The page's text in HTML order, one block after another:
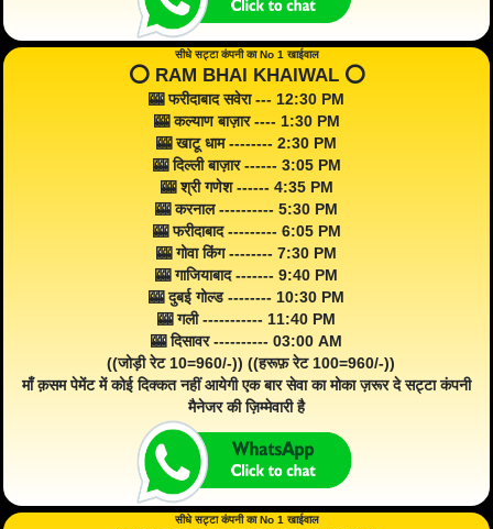
सीधे सट्टा कंपनी का No 1 खाईवाल
⭕️ RAM BHAI KHAIWAL ⭕️
🎰 फरीदाबाद सवेरा --- 12:30 PM
🎰 कल्याण बाज़ार ---- 1:30 PM
🎰 खाटू धाम -------- 2:30 PM
🎰 दिल्ली बाज़ार ------ 3:05 PM
🎰 श्री गणेश ------ 4:35 PM
🎰 करनाल ---------- 5:30 PM
🎰 फरीदाबाद --------- 6:05 PM
🎰 गोवा किंग -------- 7:30 PM
🎰 गाजियाबाद ------- 9:40 PM
🎰 दुबई गोल्ड -------- 10:30 PM
🎰 गली ----------- 11:40 PM
🎰 दिसावर ---------- 03:00 AM
((जोड़ी रेट 10=960/-)) ((हरूफ़ रेट 100=960/-))
माँ क़सम पेमेंट में कोई दिक्कत नहीं आयेगी एक बार सेवा का मोका ज़रूर दे सट्टा कंपनी
मैनेजर की ज़िम्मेवारी है
सीधे सट्टा कंपनी का No 1 खाईवाल